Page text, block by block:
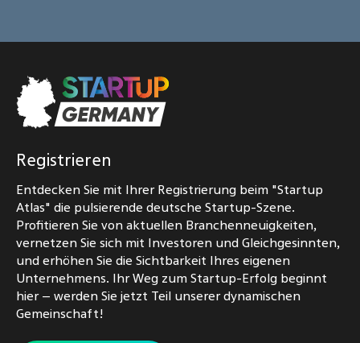
Registrieren
Entdecken Sie mit Ihrer Registrierung beim "Startup
Atlas" die pulsierende deutsche Startup-Szene.
Profitieren Sie von aktuellen Branchenneuigkeiten,
vernetzen Sie sich mit Investoren und Gleichgesinnten,
und erhöhen Sie die Sichtbarkeit Ihres eigenen
Unternehmens. Ihr Weg zum Startup-Erfolg beginnt
hier – werden Sie jetzt Teil unserer dynamischen
Gemeinschaft!